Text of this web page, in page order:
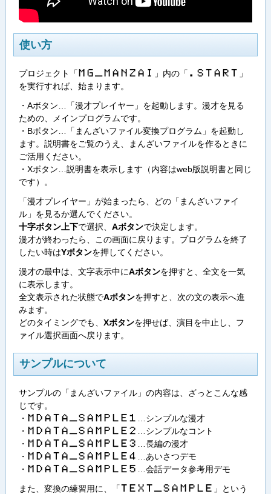
使い方
プロジェクト「 M​G​_​M​A​N​Z​A​I 」内の「 .​S​T​A​R​T
」
を実行すれば、始まります。
・Aボタン…「漫才プレイヤー」を起動します。漫才を見る
ための、メインプログラムです。
・Bボタン…「まんざいファイル変換プログラム」を起動し
ます。説明書をご覧のうえ、まんざいファイルを作るときに
ご活用ください。
・Xボタン…説明書を表示します（内容はweb版説明書と同じ
です）。
「漫才プレイヤー」が始まったら、どの「まんざいファイ
ル」を見るか選んでください。
十字ボタン上下で選択、 Aボタンで決定します。
漫才が終わったら、この画面に戻ります。プログラムを終了
したい時はYボタンを押してください。
漫才の最中は、文字表示中にAボタンを押すと、全文を一気
に表示します。
全文表示された状態でAボタンを押すと、次の文の表示へ進
みます。
どのタイミングでも、 Xボタンを押せば、演目を中止し、フ
ァイル選択画面へ戻ります。
サンプルについて
サンプルの「まんざいファイル」の内容は、ざっとこんな感
じです。
・ M​D​A​T​A​_​S​A​M​P​L​E​1
…シンプルな漫才
・ M​D​A​T​A​_​S​A​M​P​L​E​2
…シンプルなコント
・ M​D​A​T​A​_​S​A​M​P​L​E​3
…長編の漫才
・ M​D​A​T​A​_​S​A​M​P​L​E​4
…あいさつデモ
・ M​D​A​T​A​_​S​A​M​P​L​E​5
…会話データ参考用デモ
また、変換の練習用に、「T​E​X​T​_​S​A​M​P​L​E 」という